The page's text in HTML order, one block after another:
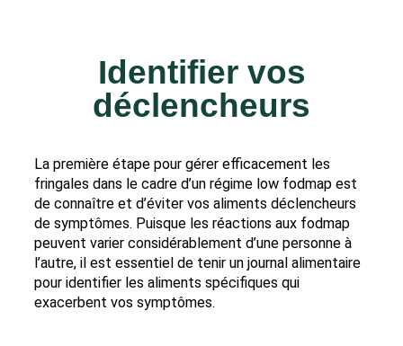
Identifier vos
déclencheurs
La première étape pour gérer efficacement les
fringales dans le cadre d’un régime low fodmap est
de connaître et d’éviter vos aliments déclencheurs
de symptômes. Puisque les réactions aux fodmap
peuvent varier considérablement d’une personne à
l’autre, il est essentiel de tenir un journal alimentaire
pour identifier les aliments spécifiques qui
exacerbent vos symptômes.